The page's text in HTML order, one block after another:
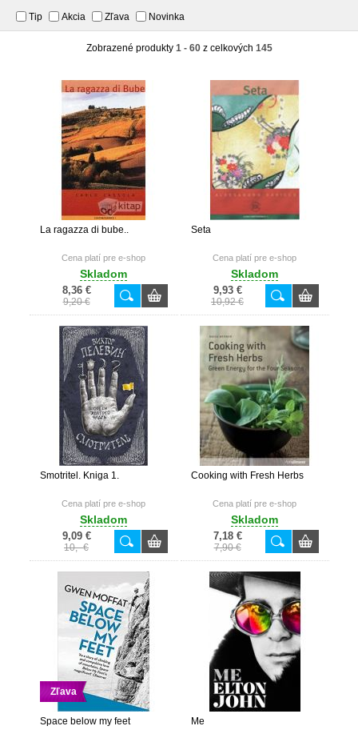
Tip Akcia Zľava Novinka
Zobrazené produkty 1 - 60z celkových 145
La ragazza di bube..
Cena platí pre e-shop
Skladom
8,36 €
9,20 €
Seta
Cena platí pre e-shop
Skladom
9,93 €
10,92 €
Smotritel. Kniga 1.
Cena platí pre e-shop
Skladom
9,09 €
10,- €
Cooking with Fresh Herbs
Cena platí pre e-shop
Skladom
7,18 €
7,90 €
Zľava
Space below my feet Me